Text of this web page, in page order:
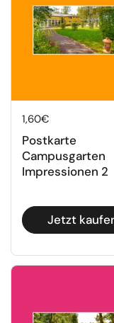
Regulärer Preis
1,60€
Postkarte
Campusgarten
Impressionen 2
Jetzt